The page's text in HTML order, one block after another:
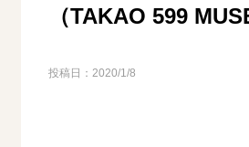
（TAKAO 599
投稿日： 2020/1/8